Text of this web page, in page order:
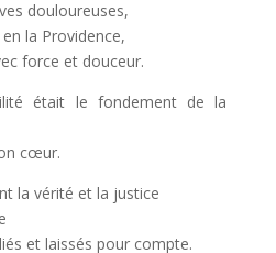
douloureuses,
la Providence,
force et douceur.
était le fondement de la
cœur.
la vérité et la justice
et laissés pour compte.